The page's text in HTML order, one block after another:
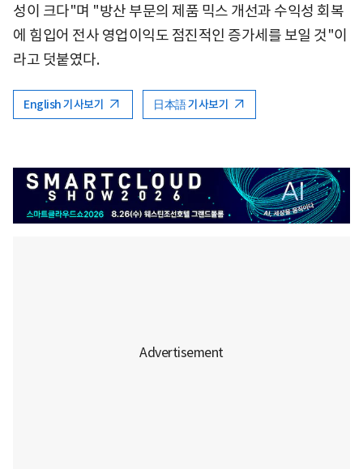
성이 크다"며 "방산 부문의 제품 믹스 개선과 수익성 회복
에 힘입어 전사 영업이익도 점진적인 증가세를 보일 것"이
라고 덧붙였다.
English 기사보기 日本語 기사보기